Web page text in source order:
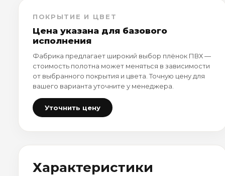
ПОКРЫТИЕ И ЦВЕТ
Цена указана для базового
исполнения
Фабрика предлагает широкий выбор плёнок ПВХ —
стоимость полотна может меняться в зависимости
от выбранного покрытия и цвета. Точную цену для
вашего варианта уточните у менеджера.
Уточнить цену
Характеристики